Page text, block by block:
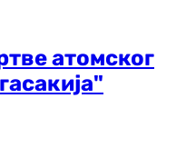
атомског